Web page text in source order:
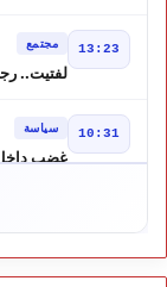
13:23 مجتمع
10:31 سياسة
غضب داخل
المتهمين